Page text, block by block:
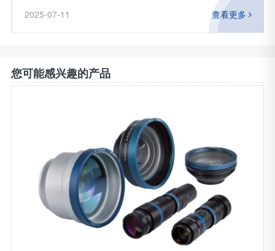
硅材料的高吸收率和冷加工特性，成为光伏制造的“隐形刻
刀”。本文将解析SILL-S4LFT1330-075F-Theta镜头如何以
2025-07-11 查看更多
您可能感兴趣的产品